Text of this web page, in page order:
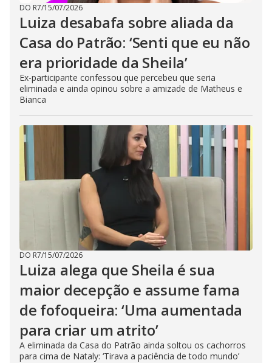
DO R7/15/07/2026
Luiza desabafa sobre aliada da
Casa do Patrão: ‘Senti que eu não
era prioridade da Sheila’
Ex-participante confessou que percebeu que seria
eliminada e ainda opinou sobre a amizade de Matheus e
Bianca
DO R7/15/07/2026
Luiza alega que Sheila é sua
maior decepção e assume fama
de fofoqueira: ‘Uma aumentada
para criar um atrito’
A eliminada da Casa do Patrão ainda soltou os cachorros
para cima de Nataly: ‘Tirava a paciência de todo mundo’